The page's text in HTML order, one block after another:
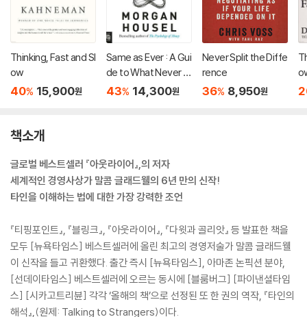
Thinking, Fast and Sl
ow
40% 15,900원
Same as Ever : A Gui
de to What Never C
hanges
43% 14,300원
Never Split the Diffe
rence
36% 8,950원
책소개
글로벌 베스트셀러 『아웃라이어』,의 저자
세계적인 경영사상가 말콤 글래드웰의 6년 만의 신작!
타인을 이해하는 법에 대한 가장 강력한 조언
『티핑포인트』, 『블링크』, 『아웃라이어』, 『다윗과 골리앗』 등 발표한 책을
모두 [뉴욕타임스] 베스트셀러에 올린 최고의 경영저술가 말콤 글래드웰
이 신작을 들고 귀환했다. 출간 즉시 [뉴욕타임스], 아마존 논픽션 분야,
[선데이타임스] 베스트셀러에 오르는 동시에 [블룸버그] [파이낸셜타임
스] [시카고트리뷴] 각각 ‘올해의 책’으로 선정된 또 한 권의 역작, 『타인의
해석』,(원제: Talking to Strangers)이다.